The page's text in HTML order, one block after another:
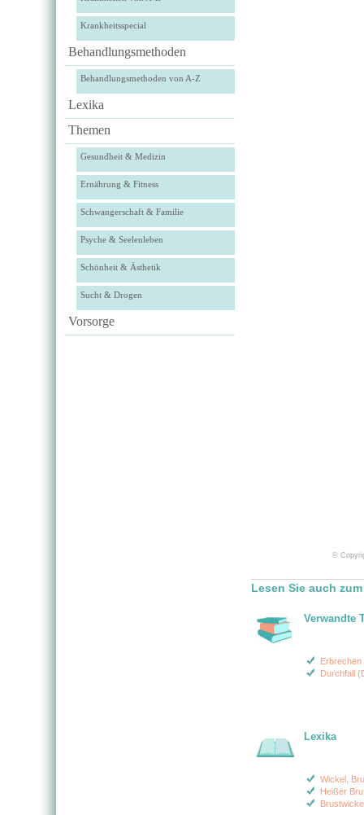
Krankheitsspecial
Behandlungsmethoden
Behandlungsmethoden von A-Z
Lexika
Themen
Gesundheit & Medizin
Ernährung & Fitness
Schwangerschaft & Familie
Psyche & Seelenleben
Schönheit & Ästhetik
Sucht & Drogen
Vorsorge
©
Lesen Sie auch
Verwandte
Erbrechen
Durchfall
Lexika
Wickel,
Heißer